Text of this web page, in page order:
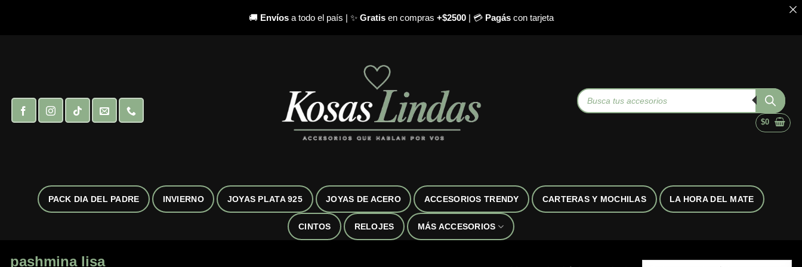
🚚 Envíosa todo el país | ✨ Gratisen compras +$2500| 💳 Pagáscon tarjeta
Búsqueda
de
productos
$0
PACK DIA DEL PADRE INVIERNO JOYAS PLATA 925 JOYAS DE ACERO ACCESORIOS TRENDY CARTERAS Y MOCHILAS LA HORA DEL MATE
CINTOS RELOJES MÁS ACCESORIOS
pashmina lisa